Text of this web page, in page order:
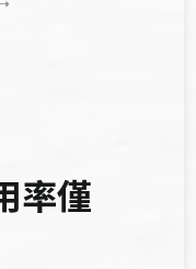
率僅